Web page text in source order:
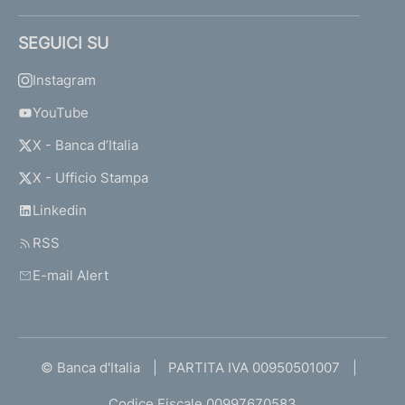
SEGUICI SU
Instagram
YouTube
X - Banca d’Italia
X - Ufficio Stampa
Linkedin
RSS
E-mail Alert
© Banca d'Italia PARTITA IVA 00950501007